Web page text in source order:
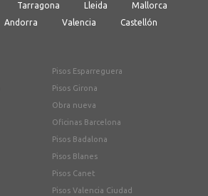
Tarragona Lleida
Mallorca
Andorra Valencia
Castellón
Pisos Esparreguera
Pisos Girona
Obra nueva
Oficinas Barcelona
Pisos Badalona
Pisos Blanes
Pisos Canet
Pisos Valencia Ciudad